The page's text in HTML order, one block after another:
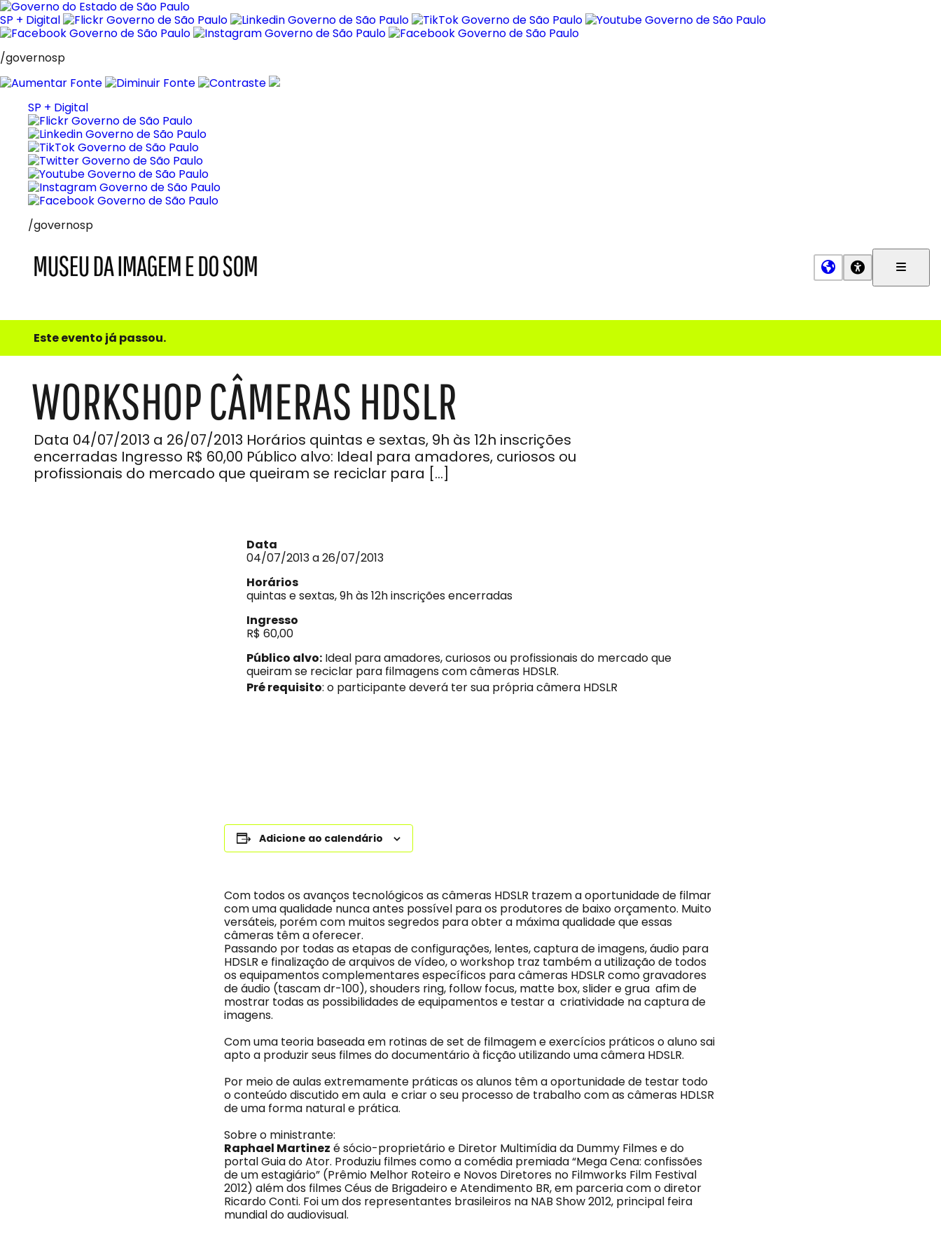
Pular
para
o
SP + Digital
/governosp
SP + Digital
/governosp
e
do
Som
Este evento já passou.
WORKSHOP CÂMERAS HDSLR
Data 04/07/2013 a 26/07/2013 Horários quintas e sextas, 9h às 12h inscrições
encerradas Ingresso R$ 60,00 Público alvo: Ideal para amadores, curiosos ou
profissionais do mercado que queiram se reciclar para […]
Data
04/07/2013 a 26/07/2013
Horários
quintas e sextas, 9h às 12h inscrições encerradas
Ingresso
R$ 60,00
Público alvo: Ideal para amadores, curiosos ou profissionais do mercado que
queiram se reciclar para filmagens com câmeras HDSLR.
Pré requisito: o participante deverá ter sua própria câmera HDSLR
Adicione ao calendário
Com todos os avanços tecnológicos as câmeras HDSLR trazem a oportunidade de filmar
com uma qualidade nunca antes possível para os produtores de baixo orçamento. Muito
versáteis, porém com muitos segredos para obter a máxima qualidade que essas
câmeras têm a oferecer.
Passando por todas as etapas de configurações, lentes, captura de imagens, áudio para
HDSLR e finalização de arquivos de vídeo, o workshop traz também a utilização de todos
os equipamentos complementares específicos para câmeras HDSLR como gravadores
de áudio (tascam dr-100), shouders ring, follow focus, matte box, slider e grua afim de
mostrar todas as possibilidades de equipamentos e testar a criatividade na captura de
imagens.
Com uma teoria baseada em rotinas de set de filmagem e exercícios práticos o aluno sai
apto a produzir seus filmes do documentário à ficção utilizando uma câmera HDSLR.
Por meio de aulas extremamente práticas os alunos têm a oportunidade de testar todo
o conteúdo discutido em aula e criar o seu processo de trabalho com as câmeras HDLSR
de uma forma natural e prática.
Sobre o ministrante:
Raphael Martinez é sócio-proprietário e Diretor Multimídia da Dummy Filmes e do
portal Guia do Ator. Produziu filmes como a comédia premiada “Mega Cena: confissões
de um estagiário” (Prêmio Melhor Roteiro e Novos Diretores no Filmworks Film Festival
2012) além dos filmes Céus de Brigadeiro e Atendimento BR, em parceria com o diretor
Ricardo Conti. Foi um dos representantes brasileiros na NAB Show 2012, principal feira
mundial do audiovisual.